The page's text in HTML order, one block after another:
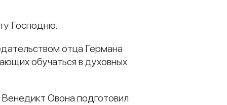
Господню.
отца Германа
обучаться в духовных
Овона подготовил